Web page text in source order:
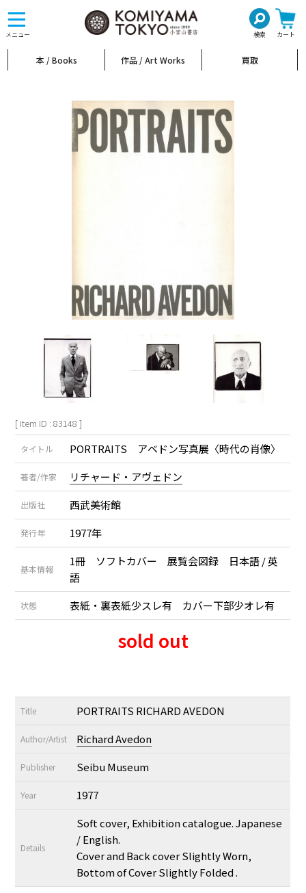
メニュー 検索 カート
toggle
navigation
本 / Books 作品 / Art Works 買取
[ Item ID : 83148 ]
タイトル PORTRAITS アベドン写真展〈時代の肖像〉
著者/作家 リチャード・アヴェドン
出版社 西武美術館
発行年 1977年
基本情報
1冊 ソフトカバー 展覧会図録 日本語 / 英
語
状態 表紙・裏表紙少スレ有 カバー下部少オレ有
sold out
Title PORTRAITS RICHARD AVEDON
Author/Artist Richard Avedon
Publisher Seibu Museum
Year 1977
Details
Soft cover, Exhibition catalogue. Japanese
/ English.
Cover and Back cover Slightly Worn,
Bottom of Cover Slightly Folded .